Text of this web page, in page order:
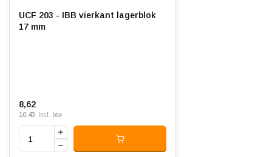
UCF 203 - IBB vierkant lagerblok
17 mm
8,62
10,43 Incl. btw